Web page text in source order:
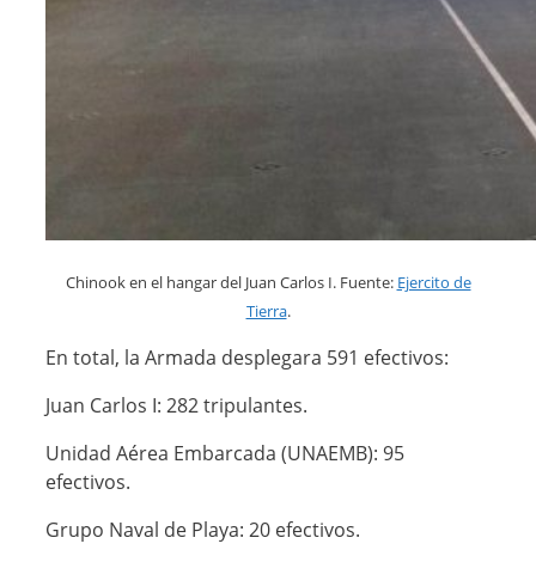
Chinook en el hangar del Juan Carlos I. Fuente: Ejercito de
Tierra.
En total, la Armada desplegara 591 efectivos:
Juan Carlos I: 282 tripulantes.
Unidad Aérea Embarcada (UNAEMB): 95
efectivos.
Grupo Naval de Playa: 20 efectivos.